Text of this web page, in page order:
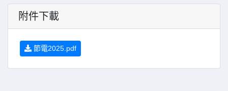
附件下載
節電2025.pdf